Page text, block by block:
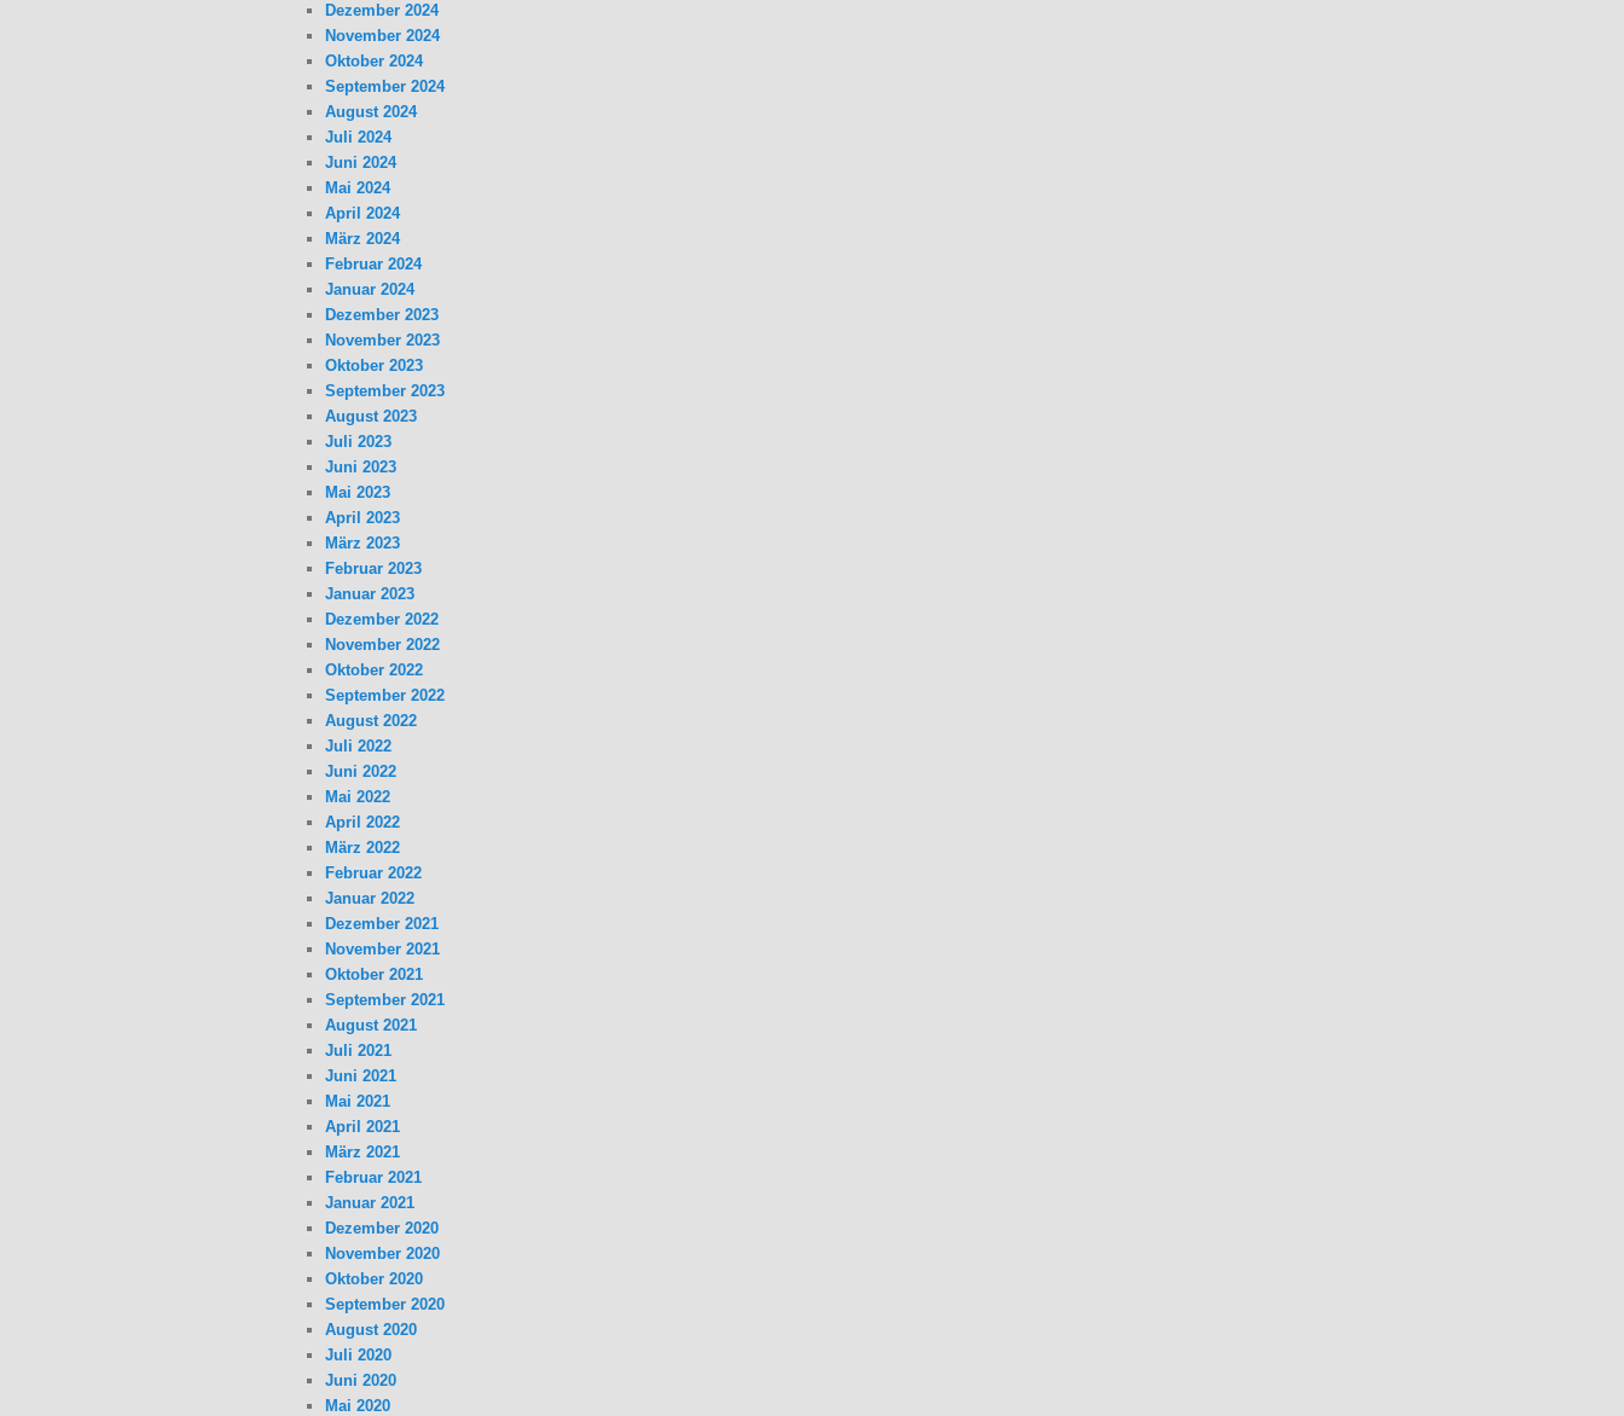
Dezember 2024
November 2024
Oktober 2024
September 2024
August 2024
Juli 2024
Juni 2024
Mai 2024
April 2024
März 2024
Februar 2024
Januar 2024
Dezember 2023
November 2023
Oktober 2023
September 2023
August 2023
Juli 2023
Juni 2023
Mai 2023
April 2023
März 2023
Februar 2023
Januar 2023
Dezember 2022
November 2022
Oktober 2022
September 2022
August 2022
Juli 2022
Juni 2022
Mai 2022
April 2022
März 2022
Februar 2022
Januar 2022
Dezember 2021
November 2021
Oktober 2021
September 2021
August 2021
Juli 2021
Juni 2021
Mai 2021
April 2021
März 2021
Februar 2021
Januar 2021
Dezember 2020
November 2020
Oktober 2020
September 2020
August 2020
Juli 2020
Juni 2020
Mai 2020